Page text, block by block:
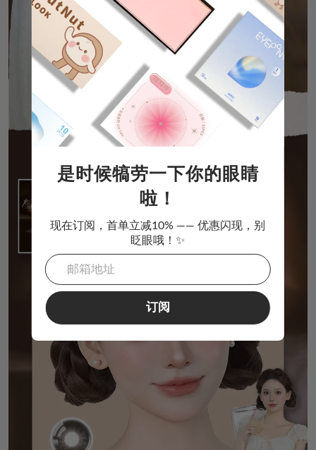
是时候犒劳一下你的眼睛
啦！
现在订阅，首单立减10% —— 优惠闪现，别
眨眼哦！✨
订阅